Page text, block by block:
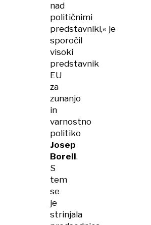
nad
političnimi
predstavniki,« je
sporočil
visoki
predstavnik
EU
za
zunanjo
in
varnostno
politiko
Josep
Borell.
S
tem
se
je
strinjala